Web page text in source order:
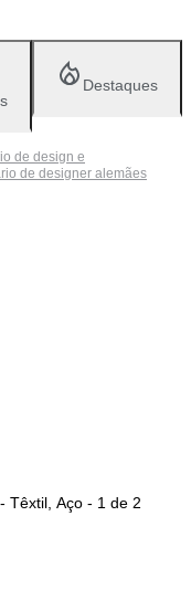
Destaques
de design e
de designer alemães
Têxtil, Aço - 1 de 2